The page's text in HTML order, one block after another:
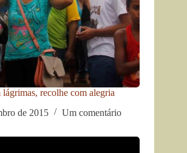
recolhe com alegria
de 2015
Um comentário